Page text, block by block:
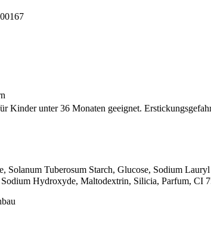
Kinder unter 36 Monaten geeignet.
Solanum Tuberosum Starch, Glucose, Sodium
Hydroxyde, Maltodextrin, Silicia, Parfum, CI